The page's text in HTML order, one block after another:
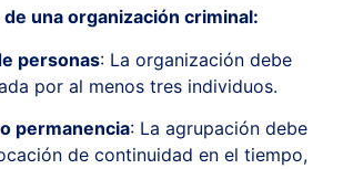
una organización criminal:
personas: La organización debe
por al menos tres individuos.
permanencia: La agrupación debe
de continuidad en el tiempo,